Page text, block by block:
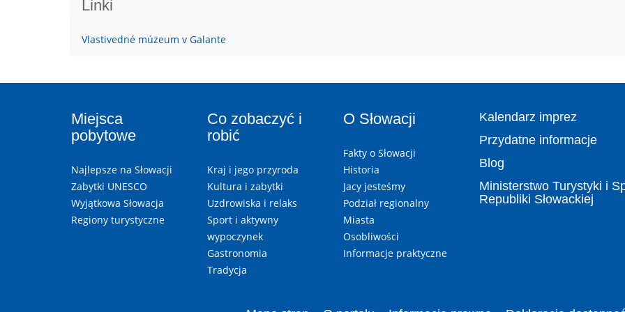
Linki
Vlastivedné múzeum v Galante
Miejsca
pobytowe
Najlepsze na Słowacji
Zabytki UNESCO
Wyjątkowa Słowacja
Regiony turystyczne
Co zobaczyć i
robić
Kraj i jego przyroda
Kultura i zabytki
Uzdrowiska i relaks
Sport i aktywny
wypoczynek
Gastronomia
Tradycja
O Słowacji
Fakty o Słowacji
Historia
Jacy jesteśmy
Podział regionalny
Miasta
Osobliwości
Informacje praktyczne
Kalendarz imprez
Przydatne informacje
Blog
Ministerstwo Turystyki i
Republiki Słowackiej